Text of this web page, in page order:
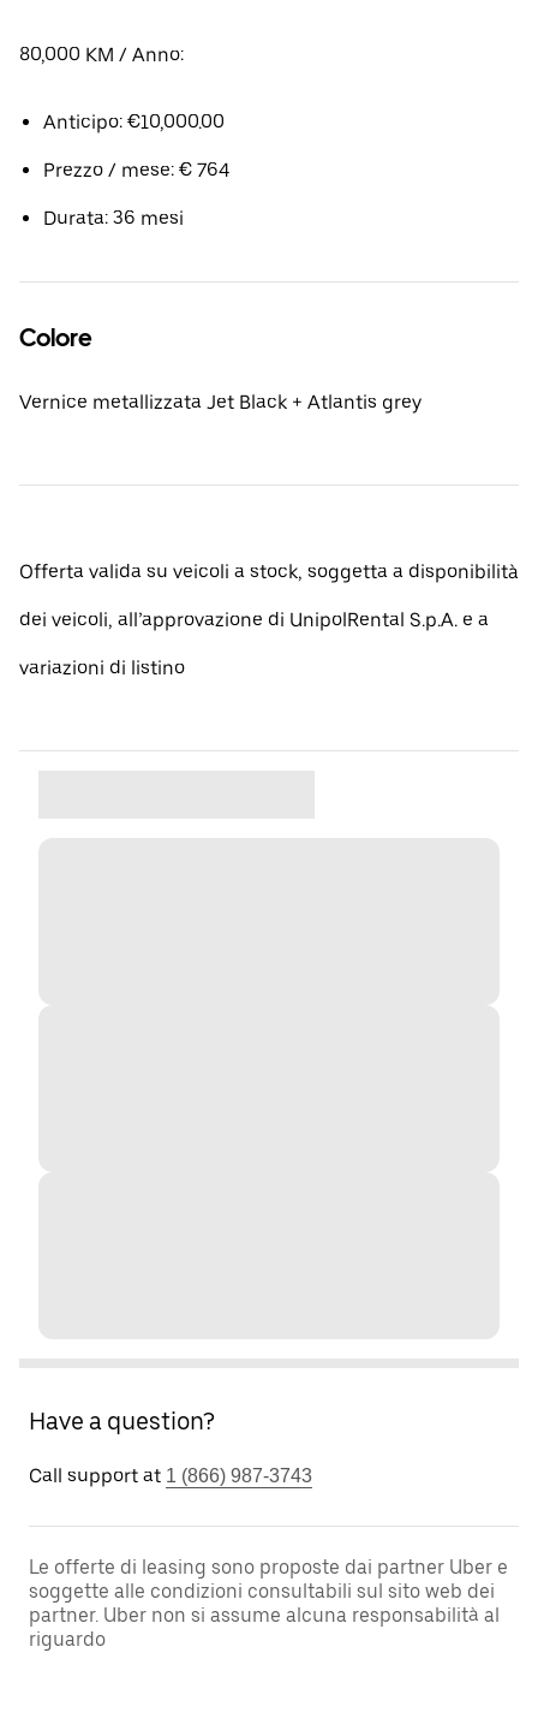
80,000 KM / Anno:
Anticipo: €10,000.00
Prezzo / mese: € 764
Durata: 36 mesi
Colore
Vernice metallizzata Jet Black + Atlantis grey
Offerta valida su veicoli a stock, soggetta a disponibilità
dei veicoli, all’approvazione di UnipolRental S.p.A. e a
variazioni di listino
Have a question?
Call support at 1 (866) 987-3743
Le offerte di leasing sono proposte dai partner Uber e
soggette alle condizioni consultabili sul sito web dei
partner. Uber non si assume alcuna responsabilità al
riguardo